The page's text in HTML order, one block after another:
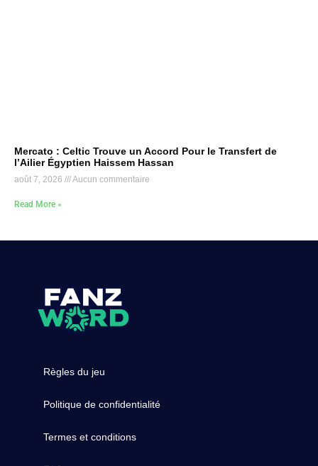
Mercato : Celtic Trouve un Accord Pour le Transfert de
l’Ailier Égyptien Haissem Hassan
août 7, 2026 Aucun commentaire
Read More »
Règles du jeu
Politique de confidentialité
Termes et conditions